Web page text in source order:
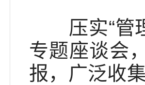
压实“管理
专题座谈会
报，广泛收